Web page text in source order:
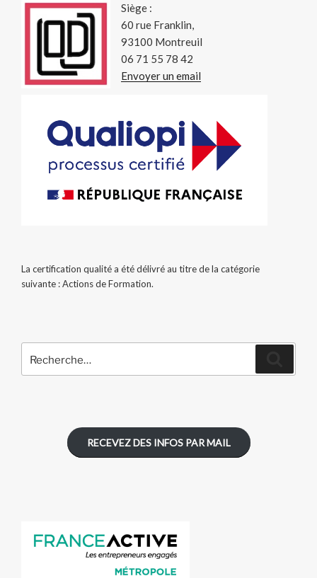
Siège :
60 rue Franklin,
93100 Montreuil
06 71 55 78 42
Envoyer un email
La certification qualité a été délivré au titre de la catégorie
suivante : Actions de Formation.
pour
RECEVEZ DES INFOS PAR MAIL